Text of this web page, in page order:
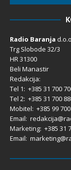
Radio Baranja d.o.o
Trg Slobode 32/3
HR 31300
Beli Manastir
Redakcija:
Tel 1: +385 31 700
Tel 2: +385 31 700
Mobitel: +385 99
Email:
Marketing: +385 31
Email: